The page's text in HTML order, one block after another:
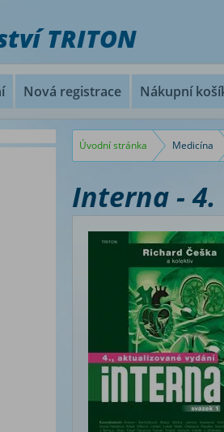
TRITON
Nová registrace Nákupní
Úvodní stránka Medicína
Interna - 4.